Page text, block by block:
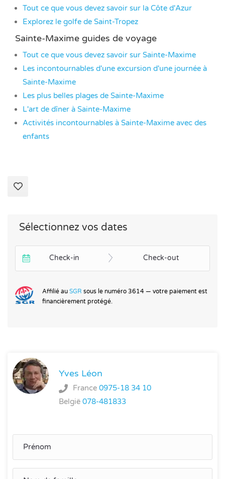
Tout ce que vous devez savoir sur la Côte d'Azur
Explorez le golfe de Saint-Tropez
Sainte-Maxime guides de voyage
Tout ce que vous devez savoir sur Sainte-Maxime
Les incontournables d'une excursion d'une journée à
Sainte-Maxime
Les plus belles plages de Sainte-Maxime
L'art de dîner à Sainte-Maxime
Activités incontournables à Sainte-Maxime avec des
enfants
Sélectionnez vos dates
Check-in Check-out
Affilié au SGR sous le numéro 3614 — votre paiement est
financièrement protégé.
Yves Léon
France 0975-18 34 10
België 078-481833